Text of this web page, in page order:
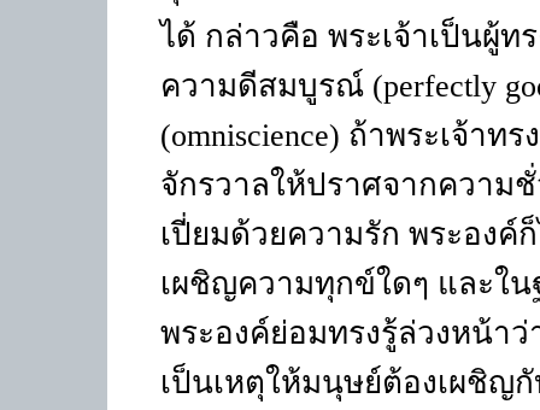
ได้ กล่าวคือ พระเจ้าเป็นผู้ท
ความดีสมบูรณ์ (perfectly
(omniscience) ถ้าพระเจ้าท
จักรวาลให้ปราศจากความ
เปี่ยมด้วยความรัก พระองค์
เผชิญความทุกข์ใดๆ และใ
พระองค์ย่อมทรงรู้ล่วงหน้า
เป็นเหตุให้มนุษย์ต้องเผชิญ